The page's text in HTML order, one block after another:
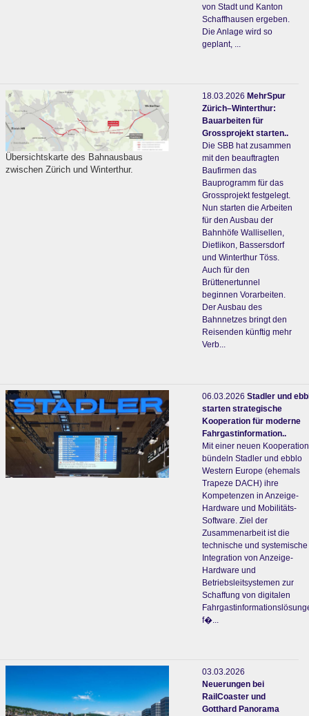
von Stadt und Kanton
Schaffhausen ergeben.
Die Anlage wird so
geplant, ...
Übersichtskarte des Bahnausbaus
zwischen Zürich und Winterthur.
18.03.2026 MehrSpur
Zürich–Winterthur:
Bauarbeiten für
Grossprojekt starten..
Die SBB hat zusammen
mit den beauftragten
Baufirmen das
Bauprogramm für das
Grossprojekt festgelegt.
Nun starten die Arbeiten
für den Ausbau der
Bahnhöfe Wallisellen,
Dietlikon, Bassersdorf
und Winterthur Töss.
Auch für den
Brüttenertunnel
beginnen Vorarbeiten.
Der Ausbau des
Bahnnetzes bringt den
Reisenden künftig mehr
Verb...
06.03.2026 Stadler und
starten strategische
Kooperation für moderne
Fahrgastinformation..
Mit einer neuen Kooperation
bündeln Stadler und ebblo
Western Europe (ehemals
Trapeze DACH) ihre
Kompetenzen in Anzeige-
Hardware und Mobilitäts-
Software. Ziel der
Zusammenarbeit ist die
technische und systemische
Integration von Anzeige-
Hardware und
Betriebsleitsystemen zur
Schaffung von digitalen
f�...
03.03.2026
Neuerungen bei
RailCoaster und
Gotthard Panorama